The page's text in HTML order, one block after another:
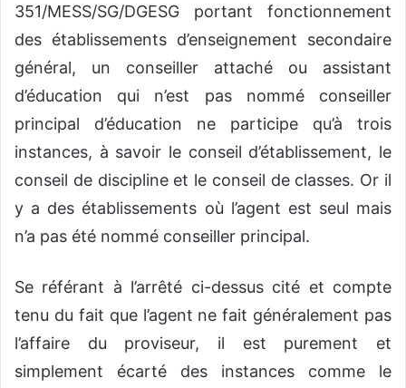
351/MESS/SG/DGESG portant fonctionnement
des établissements d’enseignement secondaire
général, un conseiller attaché ou assistant
d’éducation qui n’est pas nommé conseiller
principal d’éducation ne participe qu’à trois
instances, à savoir le conseil d’établissement, le
conseil de discipline et le conseil de classes. Or il
y a des établissements où l’agent est seul mais
n’a pas été nommé conseiller principal.
Se référant à l’arrêté ci-dessus cité et compte
tenu du fait que l’agent ne fait généralement pas
l’affaire du proviseur, il est purement et
simplement écarté des instances comme le